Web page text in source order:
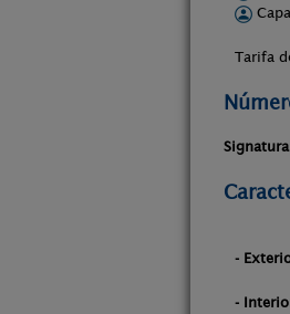
Tarifa
Signatura
-
-